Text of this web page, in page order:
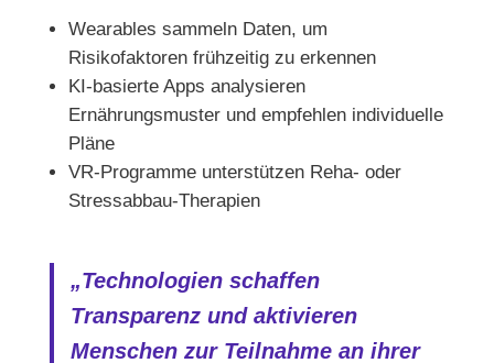
Wearables sammeln Daten, um
Risikofaktoren frühzeitig zu erkennen
KI-basierte Apps analysieren
Ernährungsmuster und empfehlen individuelle
Pläne
VR-Programme unterstützen Reha- oder
Stressabbau-Therapien
„Technologien schaffen
Transparenz und aktivieren
Menschen zur Teilnahme an ihrer